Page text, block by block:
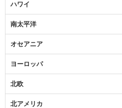
ハワイ
南太平洋
オセアニア
ヨーロッパ
北欧
北アメリカ